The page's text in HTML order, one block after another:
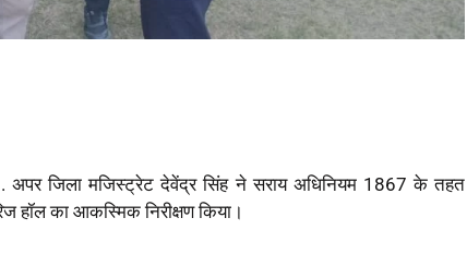
अपर जिला मजिस्ट्रेट देवेंद्र सिंह ने सराय अधिनियम 1867 के तहत
हॉल का आकस्मिक निरीक्षण किया।